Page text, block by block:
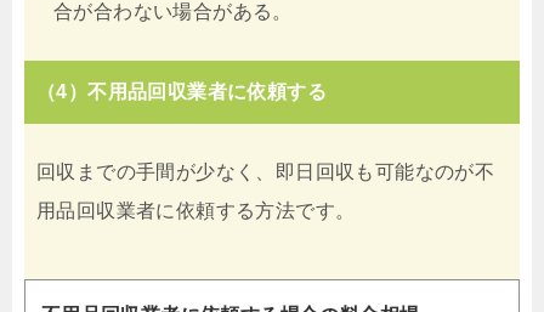
合が合わない場合がある。
（4）不用品回収業者に依頼する
回収までの手間が少なく、即日回収も可能なのが不
用品回収業者に依頼する方法です。